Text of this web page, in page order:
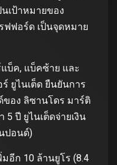
เป้าหมายของ
ฟฟอร์ด เป็นจุดหมาย
บ็ค, แบ็คซ้าย และ
ยูไนเต็ด ยืนยันการ
อง ลิซานโดร มาร์ติ
ปี ยูไนเต็ดจ่ายเงิน
ปอนด์)
อีก 10 ล้านยูโร (8.4